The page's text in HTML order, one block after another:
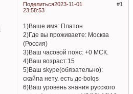
Поделиться 1
2023-11-01
23:58:53
1)Ваше имя: Платон
2)Где вы проживаете: Москва
(Россия)
3)Ваш часовой пояc: +0 МСК.
4)Ваш возраст:15
5)Ваш skype(обязательно):
скайпа нету. есть дс-bolqs
6)Ваш уровень знания русского